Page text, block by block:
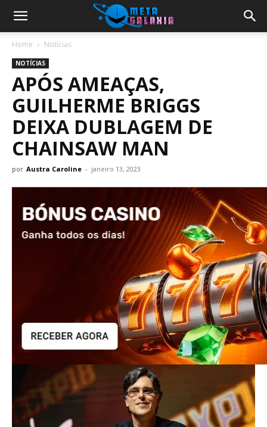
Home Notícias
NOTÍCIAS
APÓS AMEAÇAS,
GUILHERME BRIGGS
DEIXA DUBLAGEM DE
CHAINSAW MAN
por Austra Caroline - janeiro 13, 2023